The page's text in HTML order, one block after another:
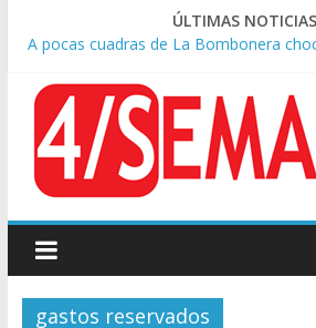
ÚLTIMAS
A pocas cuadras de La Bombonera
Día de San Cayetano: masiva marcha a
sindicatos y organizaciones sociales
Pesar por la muerte de Leandro Rud,
y conductor de TV
Tras la aprobación de la ley de
Causa AFA: el juez Amarante calificó de
traslado del expediente a Campana
gastos reservados